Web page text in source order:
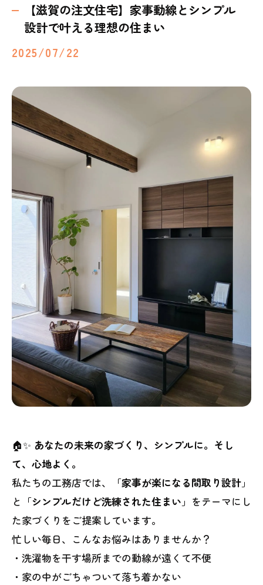
【滋賀の注文住宅】家事動線とシンプル
設計で叶える理想の住まい
2025/07/22
🏠✨ あなたの未来の家づくり、シンプルに。そし
て、心地よく。
私たちの工務店では、「家事が楽になる間取り設計」
と「シンプルだけど洗練された住まい 」をテーマにし
た家づくりをご提案しています。
忙しい毎日、こんなお悩みはありませんか？
・洗濯物を干す場所までの動線が遠くて不便
・家の中がごちゃついて落ち着かない